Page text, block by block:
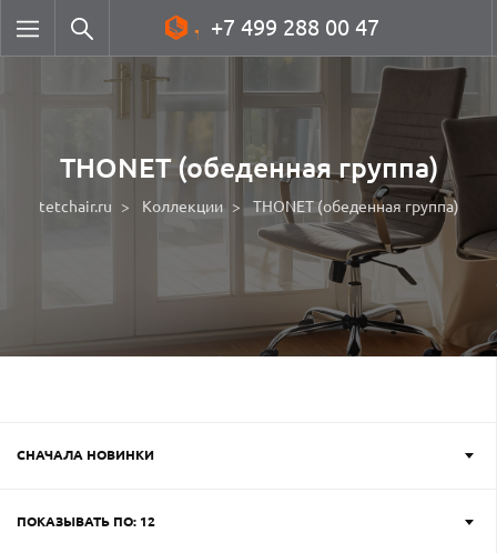
+7 499 288 00 47
THONET (обеденная группа)
tetchair.ru Коллекции THONET (обеденная группа)
СНАЧАЛА НОВИНКИ
ПОКАЗЫВАТЬ ПО: 12